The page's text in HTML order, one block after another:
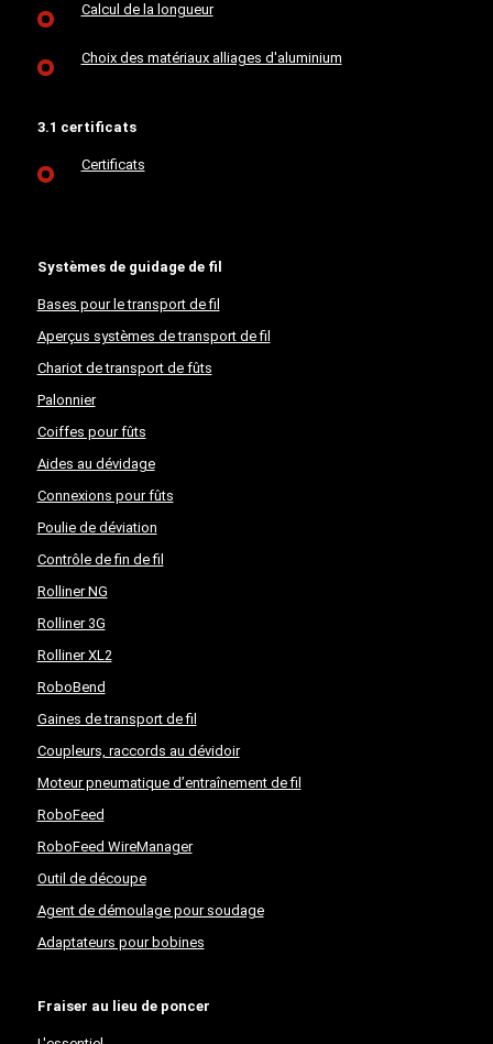
Calcul de la longueur
Choix des matériaux alliages d'aluminium
3.1 certificats
Certificats
Systèmes de guidage de fil
Bases pour le transport de fil
Aperçus systèmes de transport de fil
Chariot de transport de fûts
Palonnier
Coiffes pour fûts
Aides au dévidage
Connexions pour fûts
Poulie de déviation
Contrôle de fin de fil
Rolliner NG
Rolliner 3G
Rolliner XL2
RoboBend
Gaines de transport de fil
Coupleurs, raccords au dévidoir
Moteur pneumatique d’entraînement de fil
RoboFeed
RoboFeed WireManager
Outil de découpe
Agent de démoulage pour soudage
Adaptateurs pour bobines
Fraiser au lieu de poncer